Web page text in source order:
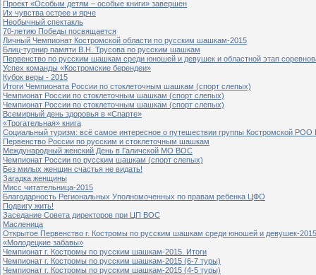
Проект «Особым детям – особые книги» завершен
Их чувства острее и ярче
Необычный спектакль
70-летию Победы посвящается
Личный Чемпионат Костромской области по русским шашкам-2015
Блиц-турнир памяти В.Н. Трусова по русским шашкам
Первенство по русским шашкам среди юношей и девушек и областной этап
Успех команды «Костромские берендеи»
Кубок веры - 2015
Итоги Чемпионата России по стоклеточным шашкам (спорт слепых)
Чемпионат России по стоклеточным шашкам (спорт слепых)
Чемпионат России по стоклеточным шашкам (спорт слепых)
Всемирный день здоровья в «Спарте»
«Трогательная» книга
Социальный туризм: всё самое интересное о путешествии группы Костромской
Первенство России по русским и стоклеточным шашкам
Международный женский День в Галичской МО ВОС
Чемпионат России по русским шашкам (спорт слепых)
Без милых женщин счастья не видать!
Загадка женщины
Мисс читательница-2015
Благодарность Региональных Уполномоченных по правам ребенка ЦФО
Подвигу жить!
Заседание Совета директоров при ЦП ВОС
Масленица
Открытое Первенство г. Костромы по русским шашкам среди юношей и девушек-
«Молодецкие забавы»
Чемпионат г. Костромы по русским шашкам-2015. Итоги
Чемпионат г. Костромы по русским шашкам-2015 (6-7 туры)
Чемпионат г. Костромы по русским шашкам-2015 (4-5 туры)